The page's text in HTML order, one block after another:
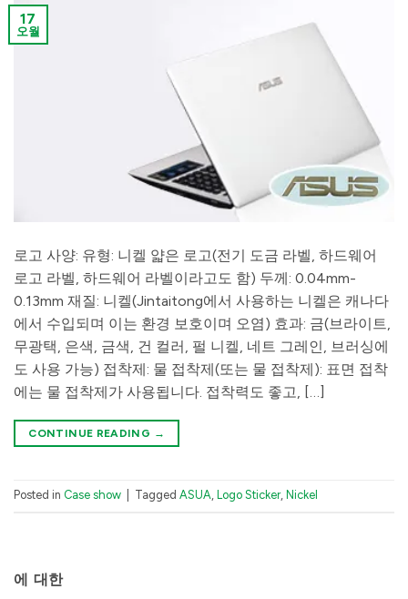
17
오월
로고 사양: 유형: 니켈 얇은 로고(전기 도금 라벨, 하드웨어
로고 라벨, 하드웨어 라벨이라고도 함) 두께: 0.04mm-
0.13mm 재질: 니켈(Jintaitong에서 사용하는 니켈은 캐나다
에서 수입되며 이는 환경 보호이며 오염) 효과: 금(브라이트,
무광택, 은색, 금색, 건 컬러, 펄 니켈, 네트 그레인, 브러싱에
도 사용 가능) 접착제: 물 접착제(또는 물 접착제): 표면 접착
에는 물 접착제가 사용됩니다. 접착력도 좋고, […]
CONTINUE READING →
Posted in Case show Tagged ASUA, Logo Sticker, Nickel
에 대한